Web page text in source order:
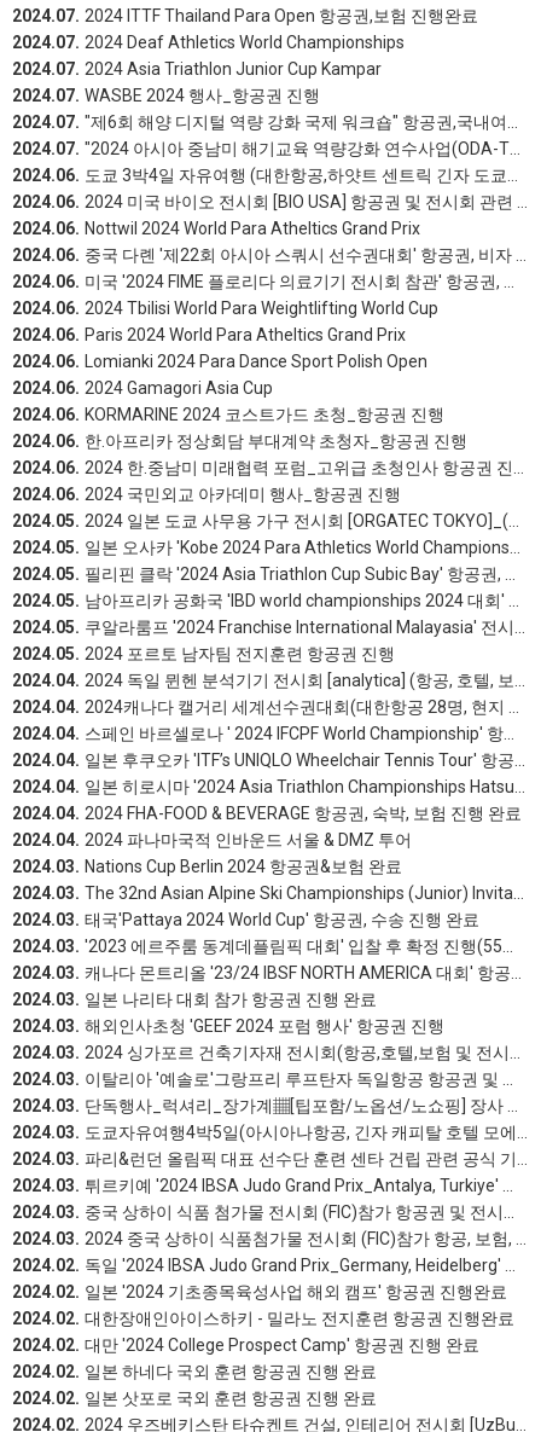
2024.07. 2024 ITTF Thailand Para Open 항공권,보험 진행완료
2024.07. 2024 Deaf Athletics World Championships
2024.07. 2024 Asia Triathlon Junior Cup Kampar
2024.07. WASBE 2024 행사_항공권 진행
2024.07. "제6회 해양 디지털 역량 강화 국제 워크숍" 항공권,국내여행자보험 진행 완료
2024.07. "2024 아시아 중남미 해기교육 역량강화 연수사업(ODA-TTT)" 해외 초청 항공권 및 국내여행자보험 진행완료
2024.06. 도쿄 3박4일 자유여행 (대한항공,하얏트 센트릭 긴자 도쿄호텔 및 정보제공) 진행 완료
2024.06. 2024 미국 바이오 전시회 [BIO USA] 항공권 및 전시회 관련 안내
2024.06. Nottwil 2024 World Para Atheltics Grand Prix
2024.06. 중국 다롄 '제22회 아시아 스쿼시 선수권대회' 항공권, 비자 진행완료
2024.06. 미국 '2024 FIME 플로리다 의료기기 전시회 참관' 항공권, 숙박, 렌터카, 보험 진행완료
2024.06. 2024 Tbilisi World Para Weightlifting World Cup
2024.06. Paris 2024 World Para Atheltics Grand Prix
2024.06.
Lomianki 2024 Para Dance Sport Polish Open
2024.06. 2024 Gamagori Asia Cup
2024.06. KORMARINE 2024 코스트가드 초청_항공권 진행
2024.06. 한.아프리카 정상회담 부대계약 초청자_항공권 진행
2024.06. 2024 한.중남미 미래협력 포럼_고위급 초청인사 항공권 진행
2024.06. 2024 국민외교 아카데미 행사_항공권 진행
2024.05. 2024 일본 도쿄 사무용 가구 전시회 [ORGATEC TOKYO]_(항공&호텔&보험 및 전시회 정보 제공)
2024.05. 일본 오사카 'Kobe 2024 Para Athletics World Championships' 항공권 숙박 보험 진행 완료
2024.05. 필리핀 클락 '2024 Asia Triathlon Cup Subic Bay' 항공권, 보험 진행 완료
2024.05. 남아프리카 공화국 'IBD world championships 2024 대회' 항공권,보험 진행 완료
2024.05. 쿠알라룸프 '2024 Franchise International Malayasia' 전시회 참가 부스신청, 항공권, 숙박, 통역, 보험 진행완료
2024.05. 2024 포르토 남자팀 전지훈련 항공권 진행
2024.04. 2024 독일 뮌헨 분석기기 전시회 [analytica] (항공, 호텔, 보험, 전시회 정보 제공)
2024.04. 2024캐나다 캘거리 세계선수권대회(대한항공 28명, 현지 수송 및 대회 현지 협력 진행 완료)
2024.04. 스페인 바르셀로나 ' 2024 IFCPF World Championship' 항공권,숙박 진행 완료
2024.04. 일본 후쿠오카 'ITF’s UNIQLO Wheelchair Tennis Tour' 항공권, 보험 진행 완료
2024.04. 일본 히로시마 '2024 Asia Triathlon Championships Hatsukaichi' 항공권, 보험 진행완료
2024.04. 2024 FHA-FOOD & BEVERAGE 항공권, 숙박, 보험 진행 완료
2024.04. 2024 파나마국적 인바운드 서울 & DMZ 투어
2024.03. Nations Cup Berlin 2024 항공권&보험 완료
2024.03. The 32nd Asian Alpine Ski Championships (Junior) Invitation Letter
2024.03. 태국'Pattaya 2024 World Cup' 항공권, 수송 진행 완료
2024.03. '2023 에르주룸 동계데플림픽 대회' 입찰 후 확정 진행(55명 항공권 및 선수단 여행자 보험 서비스 진행 완료)_은메달 2개와 동메달 2개로 종합 13위, 역대 최고 기록 달성
2024.03. 캐나다 몬트리올 '23/24 IBSF NORTH AMERICA 대회' 항공권 진행 완료
2024.03. 일본 나리타 대회 참가 항공권 진행 완료
2024.03. 해외인사초청 'GEEF 2024 포럼 행사' 항공권 진행
2024.03. 2024 싱가포르 건축기자재 전시회(항공,호텔,보험 및 전시회 정보 제공)
2024.03. 이탈리아 '예솔로'그랑프리 루프탄자 독일항공 항공권 및 공항 미팅 진행 완료
2024.03. 단독행사_럭셔리_장가계▦[팁포함/노옵션/노쇼핑] 장사 장가계 원가계 4박5일
2024.03. 도쿄자유여행4박5일(아시아나항공, 긴자 캐피탈 호텔 모에기,일정안내)
2024.03. 파리&런던 올림픽 대표 선수단 훈련 센타 건립 관련 공식 기관 방문 업체 ( 아시아나항공, 호텔 및 현지 지상 진행 완료)
2024.03. 튀르키예 '2024 IBSA Judo Grand Prix_Antalya, Turkiye' 항공권,보험 진행 완료
2024.03. 중국 상하이 식품 첨가물 전시회 (FIC)참가 항공권 및 전시회 관련 정보 제공 제공
2024.03. 2024 중국 상하이 식품첨가물 전시회 (FIC)참가 항공, 보험, 비자 및 전시회 관련 정보 제공
2024.02. 독일 '2024 IBSA Judo Grand Prix_Germany, Heidelberg' 항공권 진행완료
2024.02. 일본 '2024 기초종목육성사업 해외 캠프' 항공권 진행완료
2024.02. 대한장애인아이스하키 - 밀라노 전지훈련 항공권 진행완료
2024.02. 대만 '2024 College Prospect Camp' 항공권 진행 완료
2024.02. 일본 하네다 국외 훈련 항공권 진행 완료
2024.02. 일본 삿포로 국외 훈련 항공권 진행 완료
2024.02. 2024 우즈베키스탄 타슈켄트 건설, 인테리어 전시회 [UzBuild](항공,호텔,차량이용,보험 및 전시회 관련 안내)